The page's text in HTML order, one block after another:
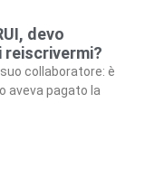
devo
reiscrivermi?
collaboratore: è
aveva pagato la